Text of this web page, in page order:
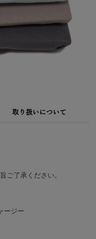
取り扱いについて
ご了承ください。
ージー